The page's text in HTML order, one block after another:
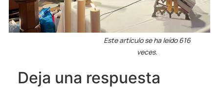
Este artículo se ha leído 616
veces.
Deja una respuesta